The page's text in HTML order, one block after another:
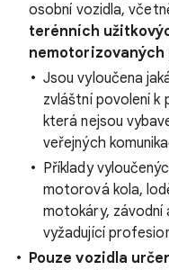
osobní vozidla,
terénních
nemotorizovaných
Jsou vyloučena
zvláštní povolení k
která nejsou
veřejných
Příklady
motorová kola,
motokáry, závodní
vyžadující
Pouze vozidla